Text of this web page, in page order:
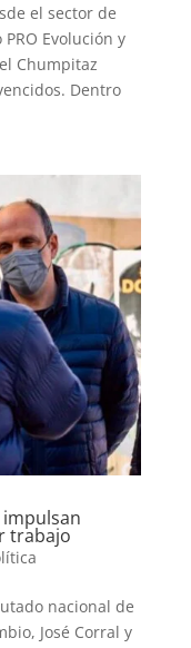
el sector de
Evolución y
Chumpitaz
Dentro
impulsan
trabajo
nacional de
José Corral y